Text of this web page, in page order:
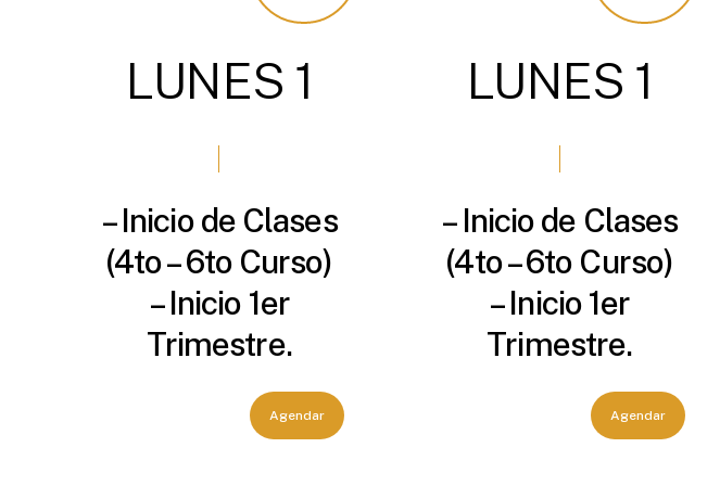
LUNES 1
– Inicio de Clases
(4to – 6to Curso)
– Inicio 1er
Trimestre.
Agendar
LUNES 1
– Inicio de Clases
(4to – 6to Curso)
– Inicio 1er
Trimestre.
Agendar